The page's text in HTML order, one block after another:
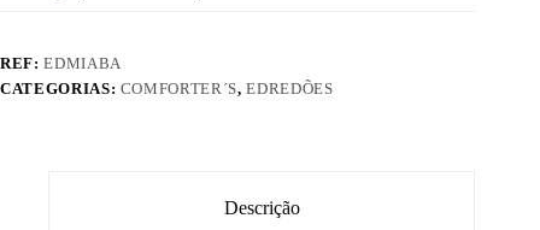
REF:EDMIABA
CATEGORIAS: COMFORTER´S,EDREDÕES
Descrição